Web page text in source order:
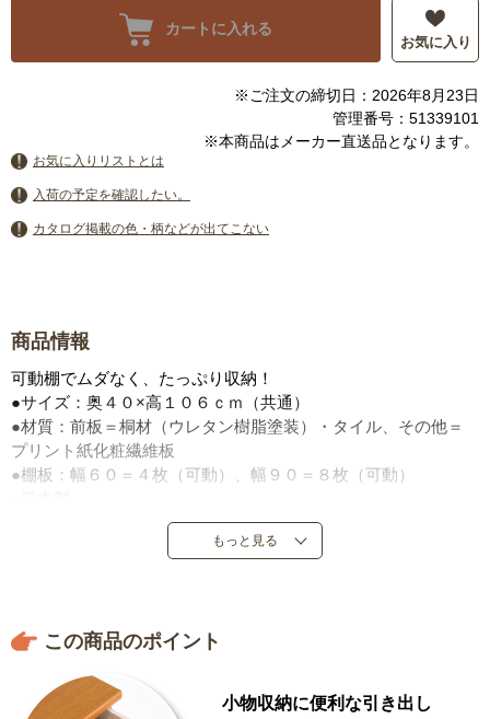
カートに入れる
お気に入り
※ご注文の締切日：2026年8月23日
管理番号：51339101
※本商品はメーカー直送品となります。
お気に入りリストとは
入荷の予定を確認したい。
カタログ掲載の色・柄などが出てこない
商品情報
可動棚でムダなく、たっぷり収納！
●サイズ：奥４０×高１０６ｃｍ（共通）
●材質：前板＝桐材（ウレタン樹脂塗装）・タイル、その他＝
プリント紙化粧繊維板
●棚板：幅６０＝４枚（可動）、幅９０＝８枚（可動）
もっと見る
この商品のポイント
小物収納に便利な引き出し